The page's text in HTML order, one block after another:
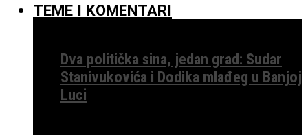
TEME I KOMENTARI
Dva politička sina, jedan grad: Sudar
Stanivukovića i Dodika mlađeg u Banjoj
Luci